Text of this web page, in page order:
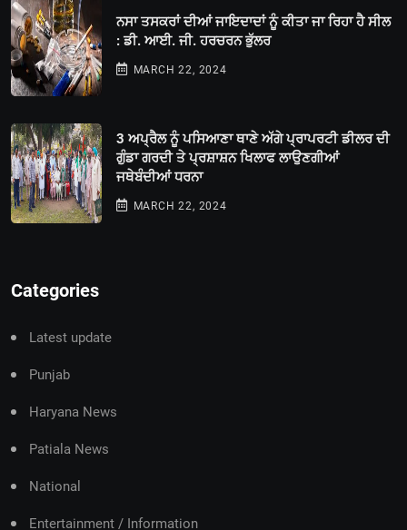
ਨਸਾ ਤਸਕਰਾਂ ਦੀਆਂ ਜਾਇਦਾਦਾਂ ਨੂੰ ਕੀਤਾ ਜਾ ਰਿਹਾ ਹੈ ਸੀਲ
: ਡੀ. ਆਈ. ਜੀ. ਹਰਚਰਨ ਭੁੱਲਰ
MARCH 22, 2024
3 ਅਪ੍ਰੈਲ ਨੂੰ ਪਸਿਆਣਾ ਥਾਣੇ ਅੱਗੇ ਪ੍ਰਾਪਰਟੀ ਡੀਲਰ ਦੀ
ਗੁੰਡਾ ਗਰਦੀ ਤੇ ਪ੍ਰਸ਼ਾਸ਼ਨ ਖਿਲਾਫ ਲਾਉਣਗੀਆਂ
ਜਥੇਬੰਦੀਆਂ ਧਰਨਾ
MARCH 22, 2024
Categories
Latest update
Punjab
Haryana News
Patiala News
National
Entertainment / Information